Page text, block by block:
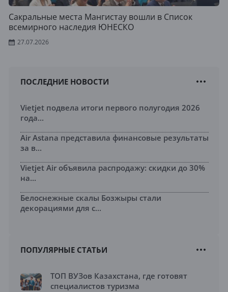
Сакральные места Мангистау вошли в Список
всемирного наследия ЮНЕСКО
27.07.2026
ПОСЛЕДНИЕ НОВОСТИ
Vietjet подвела итоги первого полугодия 2026
года...
Air Astana представила финансовые результаты
за в...
Vietjet Air объявила распродажу: скидки до 30%
на...
Белоснежные скалы Бозжыры стали
декорациями для с...
ПОПУЛЯРНЫЕ СТАТЬИ
ТОП ВУЗов Казахстана, где готовят
специалистов туризма